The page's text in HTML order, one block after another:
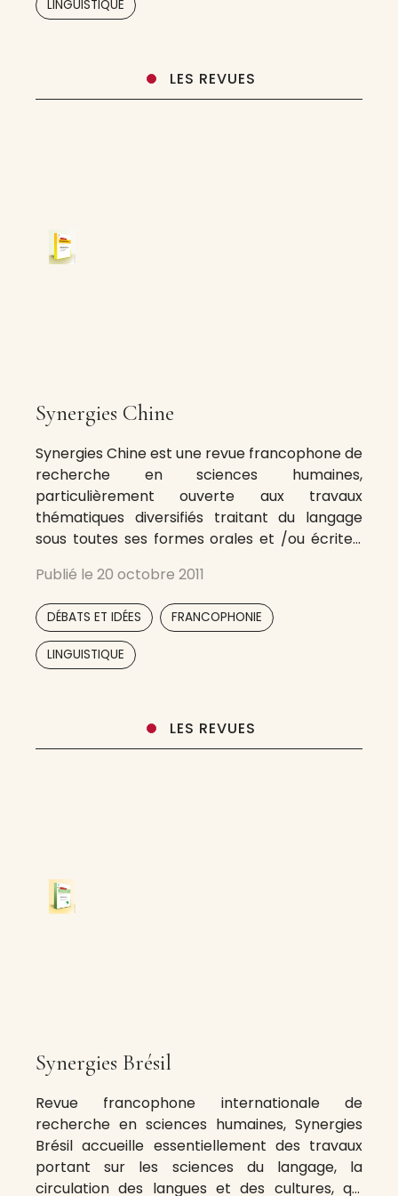
LINGUISTIQUE
LES REVUES
Synergies Chine
Synergies Chine est une revue francophone de
recherche en sciences humaines,
particulièrement ouverte aux travaux
thématiques diversifiés traitant du langage
sous toutes ses formes orales et /ou écrites,
langues-cultures, des contacts de langues et
de la communication interculturelle. Sa
vocation est de mettre en oeuvre en Chine le
Programme Mondial de Diffusion
Publié le 20 octobre 2011
DÉBATS ET IDÉES FRANCOPHONIE
LINGUISTIQUE
LES REVUES
Synergies Brésil
Revue francophone internationale de
recherche en sciences humaines, Synergies
Brésil accueille essentiellement des travaux
portant sur les sciences du langage, la
circulation des langues et des cultures, qui